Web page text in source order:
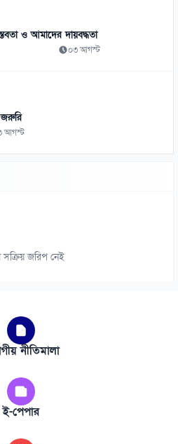
ও আমাদের দায়বদ্ধতা
০৩ আগস্ট
জরুরি
আগস্ট
জরিপ নেই
নীতিমালা
ই-পেপার